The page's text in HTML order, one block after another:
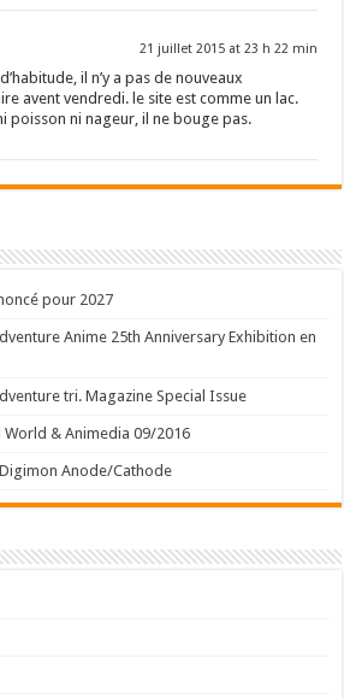
21 juillet 2015 at 23 h 22 min
il n’y a pas de nouveaux
avent vendredi. le site est comme un lac.
poisson ni nageur, il ne bouge pas.
pour 2027
Anime 25th Anniversary Exhibition en
tri. Magazine Special Issue
World & Animedia 09/2016
Anode/Cathode